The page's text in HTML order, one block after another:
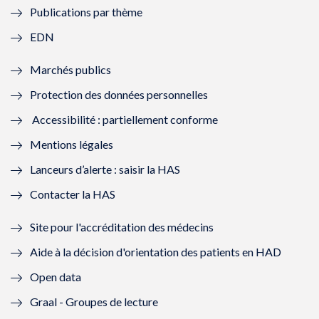
f
n
ê
t
r
e
)
e
n
ê
r
)
ê
t
e
ê
)
Publications par thème
EDN
Marchés publics
Protection des données personnelles
Accessibilité : partiellement conforme
Mentions légales
Lanceurs d’alerte : saisir la HAS
Contacter la HAS
Site pour l'accréditation des médecins
Aide à la décision d'orientation des patients en HAD
Open data
Graal - Groupes de lecture